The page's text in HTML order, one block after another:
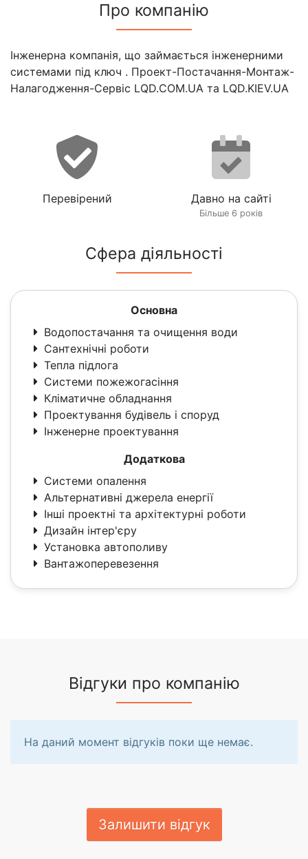
Про компанію
Інженерна компанія, що займається інженерними
системами під ключ . Проект-Постачання-Монтаж-
Налагодження-Сервіс LQD.COM.UA та LQD.KIEV.UA
Перевірений Давно на сайті
Більше 6 років
Сфера діяльності
Основна
Водопостачання та очищення води
Сантехнічні роботи
Тепла підлога
Системи пожежогасіння
Кліматичне обладнання
Проектування будівель і споруд
Інженерне проектування
Додаткова
Системи опалення
Альтернативні джерела енергії
Інші проектні та архітектурні роботи
Дизайн інтер'єру
Установка автополиву
Вантажоперевезення
Відгуки про компанію
На даний момент відгуків поки ще немає.
Залишити відгук